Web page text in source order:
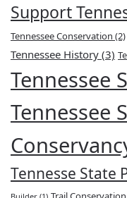
Support
Tennessee Conservation (2)
Tennessee History (3)
Tennessee
Tennessee
Tennesse State